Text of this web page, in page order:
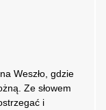
Weszło, gdzie
Ze słowem
i